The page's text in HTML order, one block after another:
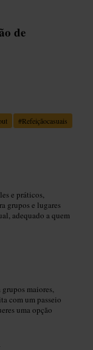
de
#Refeiçãocasuais
e práticos,
grupos e lugares
adequado a quem
grupos maiores,
com um passeio
uma opção